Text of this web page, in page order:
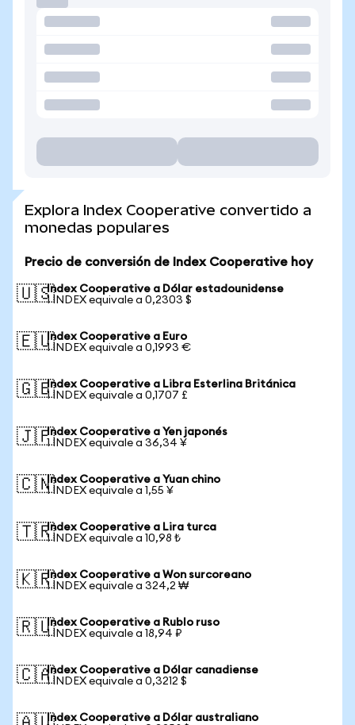
Explora Index Cooperative convertido a
monedas populares
Precio de conversión de Index Cooperative hoy
🇺🇸Index Cooperative a Dólar estadounidense
1 INDEX equivale a 0,2303 $
🇪🇺Index Cooperative a Euro
1 INDEX equivale a 0,1993 €
🇬🇧Index Cooperative a Libra Esterlina Británica
1 INDEX equivale a 0,1707 £
🇯🇵Index Cooperative a Yen japonés
1 INDEX equivale a 36,34 ¥
🇨🇳Index Cooperative a Yuan chino
1 INDEX equivale a 1,55 ¥
🇹🇷Index Cooperative a Lira turca
1 INDEX equivale a 10,98 ₺
🇰🇷Index Cooperative a Won surcoreano
1 INDEX equivale a 324,2 ₩
🇷🇺Index Cooperative a Rublo ruso
1 INDEX equivale a 18,94 ₽
🇨🇦Index Cooperative a Dólar canadiense
1 INDEX equivale a 0,3212 $
Index Cooperative a Dólar australiano